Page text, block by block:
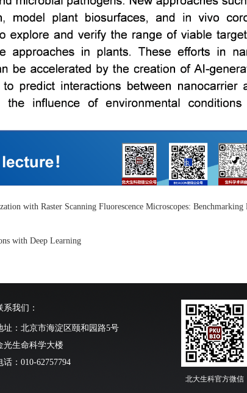
with Raster Scanning Fluorescence Microscopes:
with Deep Learning
系我们：
址：北京市海淀区颐和园路5号
光生命科学大楼
话：010-62757794
北大生科官方微信